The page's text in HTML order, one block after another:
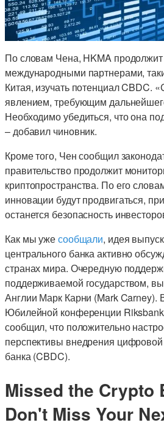
По словам Чена, HKMA
международными партнерами,
Китая, изучать потенциал CBDC.
явлением, требующим
Необходимо убедиться, что она
– добавил чиновник.
Кроме того, Чен сообщил
правительство продолжит
криптопространства. По его
инновации будут продвигаться,
останется безопасность
Как мы ужесообщали, идея
центрального банка активно
странах мира. Очередную
поддерживаемой государством,
Англии Марк Карни (Mark Carney).
Юбилейной конференции
сообщил, что положительно
перспективы внедрения
банка (CBDC).
Missed the Crypto
Don't Miss Your